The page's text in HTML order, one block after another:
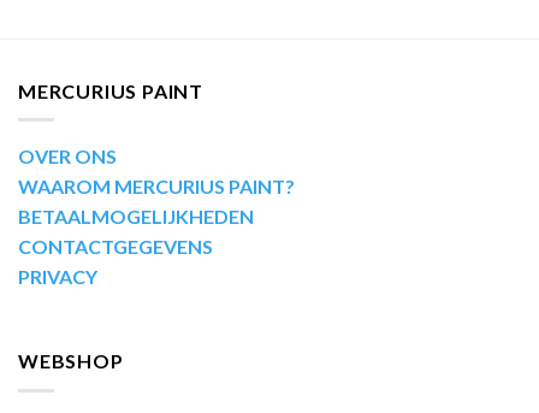
MERCURIUS PAINT
OVER ONS
WAAROM MERCURIUS PAINT?
BETAALMOGELIJKHEDEN
CONTACTGEGEVENS
PRIVACY
WEBSHOP